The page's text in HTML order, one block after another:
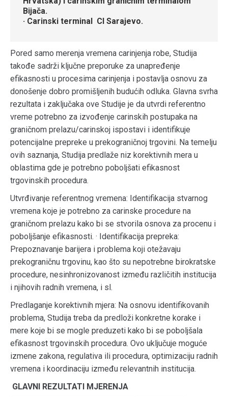
Bijača.
· Carinski terminal CI Sarajevo.
Pored samo merenja vremena carinjenja robe, Studija
takođe sadrži ključne preporuke za unapređenje
efikasnosti u procesima carinjenja i postavlja osnovu za
donošenje dobro promišljenih budućih odluka. Glavna svrha
rezultata i zaključaka ove Studije je da utvrdi referentno
vreme potrebno za izvođenje carinskih postupaka na
graničnom prelazu/carinskoj ispostavi i identifikuje
potencijalne prepreke u prekograničnoj trgovini. Na temelju
ovih saznanja, Studija predlaže niz korektivnih mera u
oblastima gde je potrebno poboljšati efikasnost
trgovinskih procedura.
Utvrđivanje referentnog vremena: Identifikacija stvarnog
vremena koje je potrebno za carinske procedure na
graničnom prelazu kako bi se stvorila osnova za procenu i
poboljšanje efikasnosti. · Identifikacija prepreka:
Prepoznavanje barijera i problema koji otežavaju
prekograničnu trgovinu, kao što su nepotrebne birokratske
procedure, nesinhronizovanost između različitih institucija
i njihovih radnih vremena, i sl.
Predlaganje korektivnih mjera: Na osnovu identifikovanih
problema, Studija treba da predloži konkretne korake i
mere koje bi se mogle preduzeti kako bi se poboljšala
efikasnost trgovinskih procedura. Ovo uključuje moguće
izmene zakona, regulativa ili procedura, optimizaciju radnih
vremena i koordinaciju između relevantnih institucija.
GLAVNI REZULTATI MJERENJA